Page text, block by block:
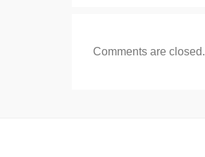
Comments are closed.